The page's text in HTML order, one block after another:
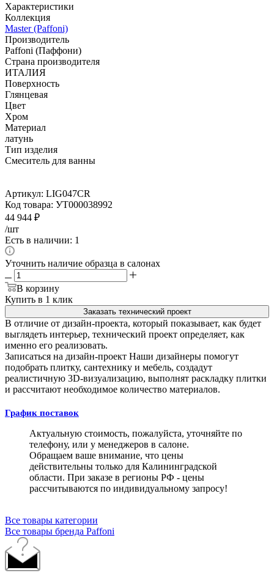
Характеристики
Коллекция
Master (Paffoni)
Производитель
Paffoni (Паффони)
Страна производителя
ИТАЛИЯ
Поверхность
Глянцевая
Цвет
Хром
Материал
латунь
Тип изделия
Смеситель для ванны
Артикул: LIG047CR
Код товара: УТ000038992
44 944 ₽
/шт
Есть в наличии: 1
Уточнить наличие образца в салонах
В корзину
Купить в 1 клик
Заказать технический проект
В отличие от дизайн-проекта, который показывает, как будет
выглядеть интерьер, технический проект определяет, как
именно его реализовать.
Записаться на дизайн-проект Наши дизайнеры помогут
подобрать плитку, сантехнику и мебель, создадут
реалистичную 3D-визуализацию, выполнят раскладку плитки
и рассчитают необходимое количество материалов.
График поставок
Актуальную стоимость, пожалуйста, уточняйте по
телефону, или у менеджеров в салоне.
Обращаем ваше внимание, что цены
действительны только для Калининградской
области. При заказе в регионы РФ - цены
рассчитываются по индивидуальному запросу!
Все товары категории
Все товары бренда Paffoni